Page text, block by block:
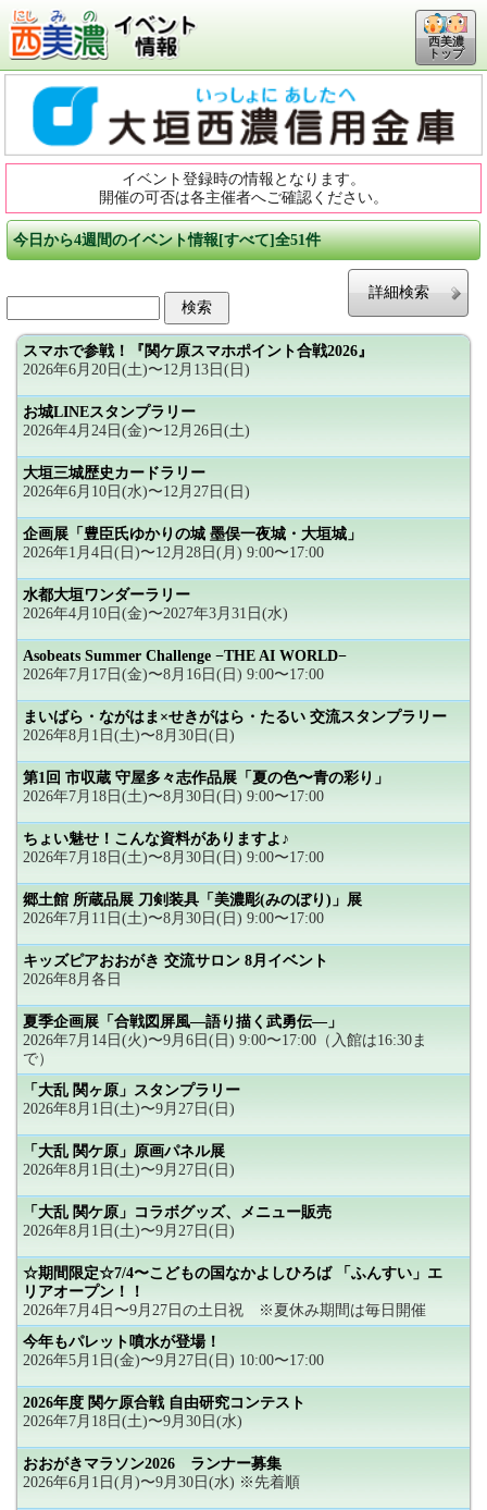
西美濃
トップ
イベント登録時の情報となります。
開催の可否は各主催者へご確認ください。
今日から4週間のイベント情報[すべて]全51件
詳細検索
スマホで参戦！『関ケ原スマホポイント合戦2026』
2026年6月20日(土)〜12月13日(日)
お城LINEスタンプラリー
2026年4月24日(金)〜12月26日(土)
大垣三城歴史カードラリー
2026年6月10日(水)〜12月27日(日)
企画展「豊臣氏ゆかりの城 墨俣一夜城・大垣城」
2026年1月4日(日)〜12月28日(月) 9:00〜17:00
水都大垣ワンダーラリー
2026年4月10日(金)〜2027年3月31日(水)
Asobeats Summer Challenge −THE AI WORLD−
2026年7月17日(金)〜8月16日(日) 9:00〜17:00
まいばら・ながはま×せきがはら・たるい 交流スタンプラリー
2026年8月1日(土)〜8月30日(日)
第1回 市収蔵 守屋多々志作品展「夏の色〜青の彩り」
2026年7月18日(土)〜8月30日(日) 9:00〜17:00
ちょい魅せ！こんな資料がありますよ♪
2026年7月18日(土)〜8月30日(日) 9:00〜17:00
郷土館 所蔵品展 刀剣装具「美濃彫(みのぼり)」展
2026年7月11日(土)〜8月30日(日) 9:00〜17:00
キッズピアおおがき 交流サロン 8月イベント
2026年8月各日
夏季企画展「合戦図屏風―語り描く武勇伝―」
2026年7月14日(火)〜9月6日(日) 9:00〜17:00（入館は16:30ま
で）
「大乱 関ヶ原」スタンプラリー
2026年8月1日(土)〜9月27日(日)
「大乱 関ケ原」原画パネル展
2026年8月1日(土)〜9月27日(日)
「大乱 関ケ原」コラボグッズ、メニュー販売
2026年8月1日(土)〜9月27日(日)
☆期間限定☆7/4〜こどもの国なかよしひろば 「ふんすい」エ
リアオープン！！
2026年7月4日〜9月27日の土日祝 ※夏休み期間は毎日開催
今年もパレット噴水が登場！
2026年5月1日(金)〜9月27日(日) 10:00〜17:00
2026年度 関ケ原合戦 自由研究コンテスト
2026年7月18日(土)〜9月30日(水)
おおがきマラソン2026 ランナー募集
2026年6月1日(月)〜9月30日(水) ※先着順